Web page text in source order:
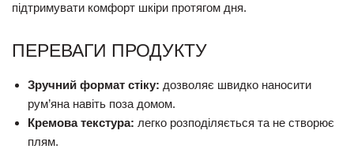
підтримувати комфорт шкіри протягом дня.
ПЕРЕВАГИ ПРОДУКТУ
Зручний формат стіку: дозволяє швидко наносити
рум’яна навіть поза домом.
Кремова текстура: легко розподіляється та не створює
плям.